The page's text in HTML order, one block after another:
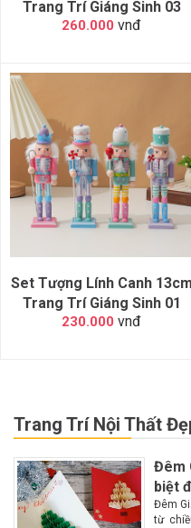
Trang Trí Giáng Sinh 03
260.000 vnđ
Set Tượng Lính Canh 13cm
Trang Trí Giáng Sinh 01
230.000 vnđ
Trang Trí Nội Thất
Đêm
biệt
Đêm
từ